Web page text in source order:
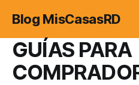
Blog MisCasasRD
GUÍAS PARA